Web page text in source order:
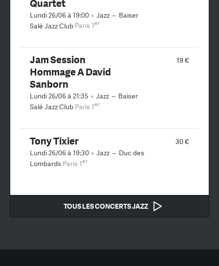
Quartet
Lundi 26/06 à 19:00 Jazz – Baiser
Salé Jazz Club Paris 1er
19 €
Jam Session
Hommage A David
Sanborn
Lundi 26/06 à 21:35 Jazz – Baiser
Salé Jazz Club Paris 1er
30 €
Tony Tixier
Lundi 26/06 à 19:30 Jazz – Duc des
Lombards Paris 1er
TOUS LES CONCERTS JAZZ